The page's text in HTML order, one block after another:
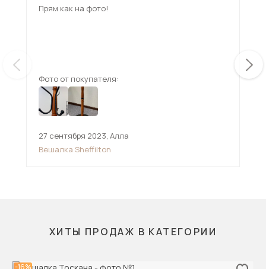
Прям как на фото!
Фото от покупателя:
27 сентября 2023, Алла
Вешалка Sheffilton
ХИТЫ ПРОДАЖ В КАТЕГОРИИ